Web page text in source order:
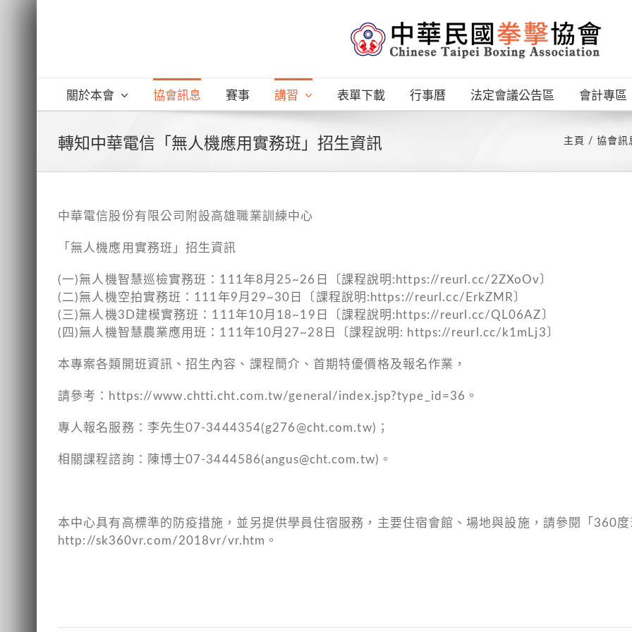
關於本會 協會訊息 賽事 講習 表單下載 行事曆 法定會議公告區 會計專區
轉知中華電信「無人機應用實務班」招生資訊 主頁 協會訊
中華電信股份有限公司附設高雄職業訓練中心
「無人機應用實務班」招生資訊
(一)無人機智慧巡檢實務班：111年8月25~26日〔課程說明:https://reurl.cc/2ZXoOv〕
(二)無人機空拍實務班：111年9月29~30日〔課程說明:https://reurl.cc/ErkZMR〕
(三)無人機3D建模實務班：111年10月18~19日〔課程說明:https://reurl.cc/QL06AZ〕
(四)無人機智慧農業應用班：111年10月27~28日〔課程說明: https://reurl.cc/k1mLj3〕
本專案各類開班資訊、招生內容、課程簡介、首期特優價格及報名作業，
請參考：https://www.chtti.cht.com.tw/general/index.jsp?type_id=36。
專人報名服務：李先生07-3444354(g276@cht.com.tw)；
相關課程諮詢：陳博士07-3444586(angus@cht.com.tw)。
本中心具有高標準的防疫措施，並另提供學員住宿服務，主要住宿會館、場地與設施，請參閱「360度
http://sk360vr.com/2018vr/vr.htm。